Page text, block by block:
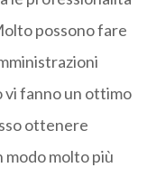
possono fare
vi fanno un ottimo
ottenere
modo molto più